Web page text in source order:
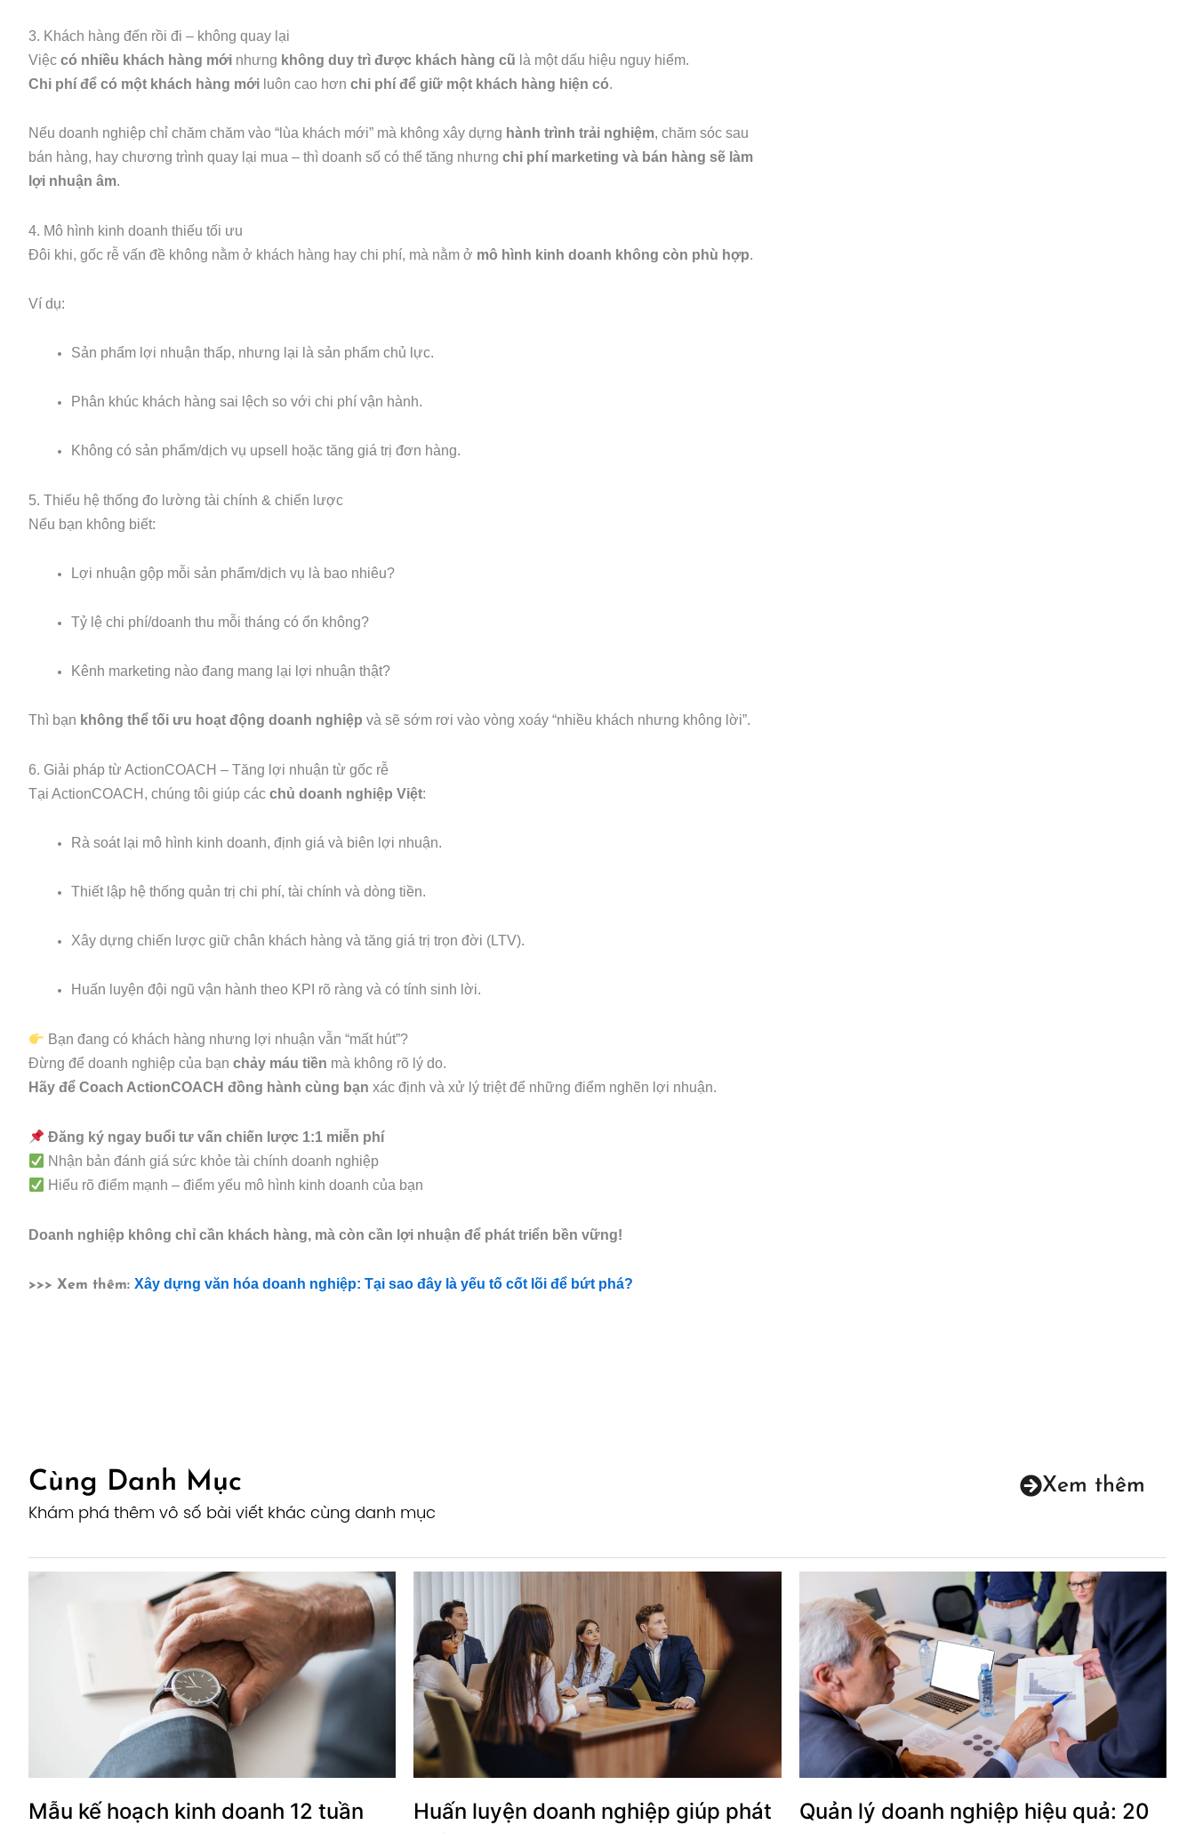
3. Khách hàng đến rồi đi – không quay lại
Việc có nhiều khách hàng mới nhưng không duy trì được khách hàng cũ là một dấu hiệu nguy hiểm.
Chi phí để có một khách hàng mới luôn cao hơn chi phí để giữ một khách hàng hiện có.
Nếu doanh nghiệp chỉ chăm chăm vào “lùa khách mới” mà không xây dựng hành trình trải nghiệm, chăm sóc sau
bán hàng, hay chương trình quay lại mua – thì doanh số có thể tăng nhưng chi phí marketing và bán hàng sẽ làm
lợi nhuận âm.
4. Mô hình kinh doanh thiếu tối ưu
Đôi khi, gốc rễ vấn đề không nằm ở khách hàng hay chi phí, mà nằm ở mô hình kinh doanh không còn phù hợp.
Ví dụ:
Sản phẩm lợi nhuận thấp, nhưng lại là sản phẩm chủ lực.
Phân khúc khách hàng sai lệch so với chi phí vận hành.
Không có sản phẩm/dịch vụ upsell hoặc tăng giá trị đơn hàng.
5. Thiếu hệ thống đo lường tài chính & chiến lược
Nếu bạn không biết:
Lợi nhuận gộp mỗi sản phẩm/dịch vụ là bao nhiêu?
Tỷ lệ chi phí/doanh thu mỗi tháng có ổn không?
Kênh marketing nào đang mang lại lợi nhuận thật?
Thì bạn không thể tối ưu hoạt động doanh nghiệp và sẽ sớm rơi vào vòng xoáy “nhiều khách nhưng không lời”.
6. Giải pháp từ ActionCOACH – Tăng lợi nhuận từ gốc rễ
Tại ActionCOACH, chúng tôi giúp các chủ doanh nghiệp Việt:
Rà soát lại mô hình kinh doanh, định giá và biên lợi nhuận.
Thiết lập hệ thống quản trị chi phí, tài chính và dòng tiền.
Xây dựng chiến lược giữ chân khách hàng và tăng giá trị trọn đời (LTV).
Huấn luyện đội ngũ vận hành theo KPI rõ ràng và có tính sinh lời.
Bạn đang có khách hàng nhưng lợi nhuận vẫn “mất hút”?
Đừng để doanh nghiệp của bạn chảy máu tiền mà không rõ lý do.
Hãy để Coach ActionCOACH đồng hành cùng bạn xác định và xử lý triệt để những điểm nghẽn lợi nhuận.
Đăng ký ngay buổi tư vấn chiến lược 1:1 miễn phí
Nhận bản đánh giá sức khỏe tài chính doanh nghiệp
Hiểu rõ điểm mạnh – điểm yếu mô hình kinh doanh của bạn
Doanh nghiệp không chỉ cần khách hàng, mà còn cần lợi nhuận để phát triển bền vững!
>>> Xem thêm: Xây dựng văn hóa doanh nghiệp: Tại sao đây là yếu tố cốt lõi để bứt phá?
Cùng Danh Mục
Khám phá thêm vô số bài viết khác cùng danh mục
Xem thêm
Mẫu kế hoạch kinh doanh 12 tuần
Huấn luyện doanh nghiệp giúp phát
Quản lý doanh nghiệp hiệu quả: 20